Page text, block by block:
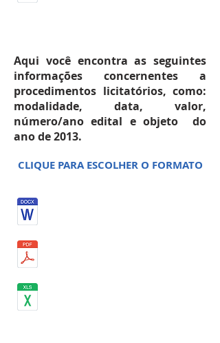
Aqui você encontra as seguintes
informações concernentes a
procedimentos licitatórios, como:
modalidade, data, valor,
número/ano edital e objeto do
ano de 2013.
CLIQUE PARA ESCOLHER O FORMATO